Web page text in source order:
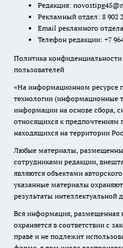
Редакция:
Рекламный отдел: 8 902
Email рекламного
Телефон редакции: +7
Политика
пользователей
«На информационном ресурсе
технологии (информационные
информации на основе сбора,
относящихся к предпочтениям
находящихся на территории
Любые материалы,
сотрудниками редакции,
являются объектами
указанные материалы
результаты интеллектуальной
Вся информация, размещенная
охраняется в соответствии с
праве и не подлежит